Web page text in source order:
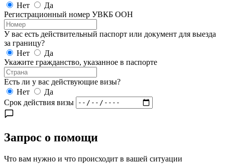
Нет
Да
Регистрационный номер УВКБ ООН
У вас есть действительный паспорт или документ для выезда
за границу?
Нет
Да
Укажите гражданство, указанное в паспорте
Есть ли у вас действующие визы?
Нет
Да
Срок действия визы
Запрос о помощи
Что вам нужно и что происходит в вашей ситуации